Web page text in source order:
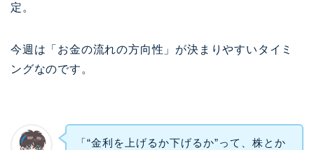
定。
今週は「お金の流れの方向性」が決まりやすいタイミ
ングなのです。
「“金利を上げるか下げるか”って、株とか